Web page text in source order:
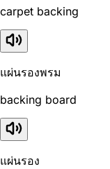
carpet backing
แผ่นรองพรม
backing board
แผ่นรอง